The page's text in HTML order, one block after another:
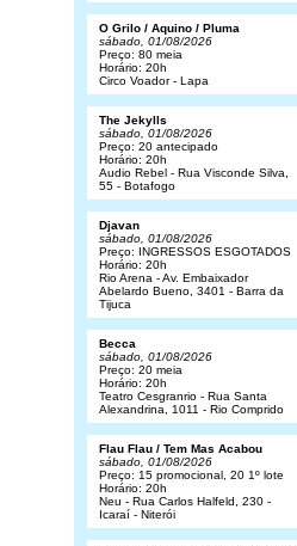
O Grilo / Aquino / Pluma
sábado, 01/08/2026
Preço: 80 meia
Horário: 20h
Circo Voador - Lapa
The Jekylls
sábado, 01/08/2026
Preço: 20 antecipado
Horário: 20h
Audio Rebel - Rua Visconde Silva,
55 - Botafogo
Djavan
sábado, 01/08/2026
Preço: INGRESSOS ESGOTADOS
Horário: 20h
Rio Arena - Av. Embaixador
Abelardo Bueno, 3401 - Barra da
Tijuca
Becca
sábado, 01/08/2026
Preço: 20 meia
Horário: 20h
Teatro Cesgranrio - Rua Santa
Alexandrina, 1011 - Rio Comprido
Flau Flau / Tem Mas Acabou
sábado, 01/08/2026
Preço: 15 promocional, 20 1º lote
Horário: 20h
Neu - Rua Carlos Halfeld, 230 -
Icaraí - Niterói